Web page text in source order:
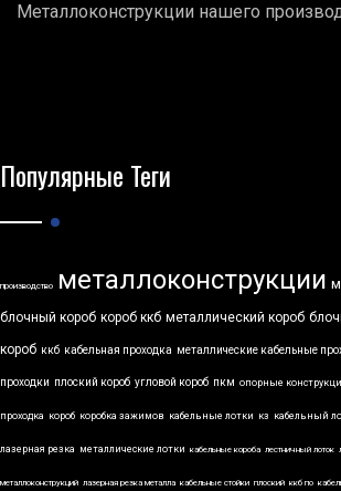
Металлоконструкции нашего
Популярные Теги
производство металлоконструкции
блочный короб короб ккб металлический короб
короб ккб кабельная проходка металлические кабельные
проходки плоский короб угловой короб пкм опорные
проходка короб коробка зажимов кабельные лотки кз кабельный
лазерная резка металлические лотки кабельные короба лестничный лоток
металлоконструкций лазерная резка металла кабельные стойки плоский ккб по